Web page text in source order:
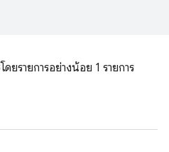
รายการอย่างน้อย 1 รายการ